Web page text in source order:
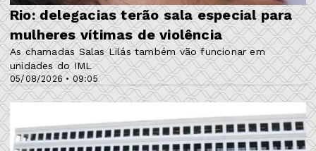
05/08/2026 • 09:05
Rio: delegacias terão sala especial para
mulheres vítimas de violência
As chamadas Salas Lilás também vão funcionar em
unidades do IML